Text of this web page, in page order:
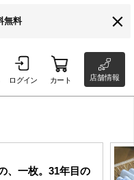
無料
ログイン カート 店舗情報
、一枚。31年目の